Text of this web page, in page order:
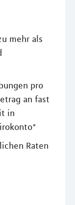
mehr als
pro
an fast
in
Raten